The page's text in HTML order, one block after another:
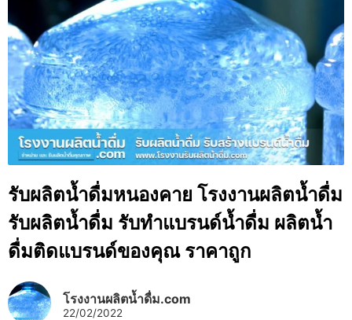
รับผลิตน้ำดื่มหนองคาย โรงงานผลิตน้ำดื่ม
รับผลิตน้ำดื่ม รับทำแบรนด์น้ำดื่ม ผลิตน้ำ
ดื่มติดแบรนด์ของคุณ ราคาถูก
โรงงานผลิตน้ำดื่ม.com
22/02/2022